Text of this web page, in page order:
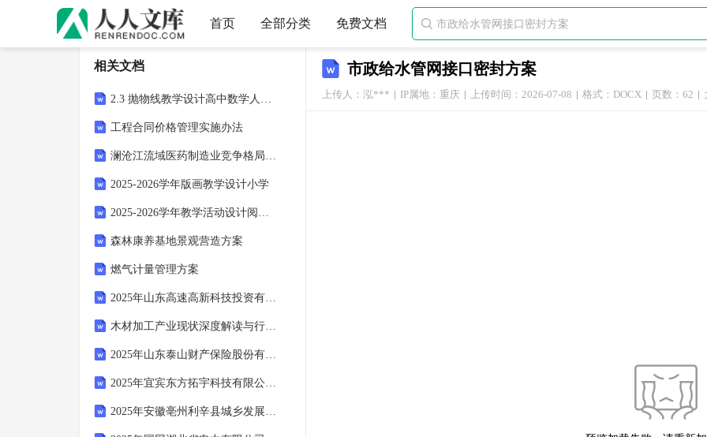
首页 全部分类 免费文档 
市政给水管网接口密封方案
上传人：泓*** IP属地：重庆 上传时间：2026-07-08 格式：DOCX 页数：62
相关文档
2.3 抛物线教学设计高中数学人教A版选修1-1-人教A版2007
工程合同价格管理实施办法
澜沧江流域医药制造业竞争格局分析市场发展评估规划报告
2025-2026学年版画教学设计小学
2025-2026学年教学活动设计阅读的好处
森林康养基地景观营造方案
燃气计量管理方案
2025年山东高速高新科技投资有限公司面向集团内部招聘1人笔试历年参考题库附带答案详解
木材加工产业现状深度解读与行业发展趋势及投资价值分析报告
2025年山东泰山财产保险股份有限公司高层次人才社会招聘1人笔试历年参考题库附带答案详解
2025年宜宾东方拓宇科技有限公司公开招聘6名笔试历年参考题库附带答案详解
2025年安徽亳州利辛县城乡发展建设投资集团有限公司公开招聘25人笔试历年参考题库附带答案详解